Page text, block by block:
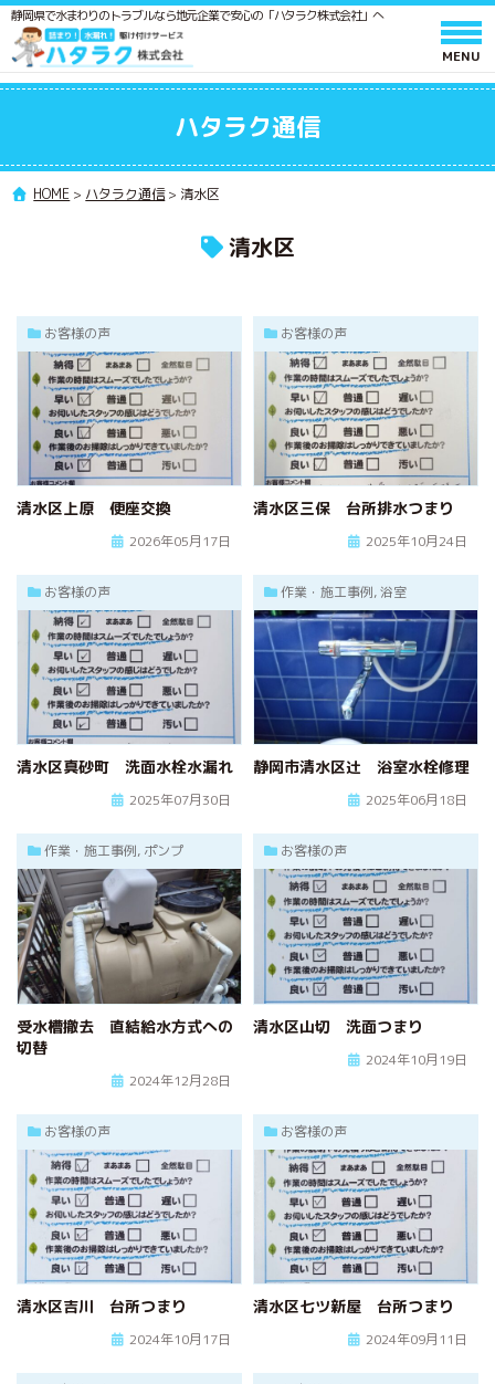
静岡県で水まわりのトラブルなら地元企業で安心の「ハタラク株式会社」へ
ホーム
サービスと料金
作業の流れ
採用情報
水廻りメンテンス 施工スタッフ募集
ポスティングスタッフ募集
協力業者募集
ハタラク通信
ハタラクブログ
給湯器
作業・施工事例
お客様の声
簡単見積り
お問合わせ
ハタラク通信
HOME > ハタラク通信> 清水区
清水区
お客様の声
清水区上原 便座交換
2026年05月17日
お客様の声
清水区三保 台所排水つまり
2025年10月24日
お客様の声
清水区真砂町 洗面水栓水漏れ
2025年07月30日
作業・施工事例, 浴室
静岡市清水区辻 浴室水栓修理
2025年06月18日
作業・施工事例, ポンプ
受水槽撤去 直結給水方式への
切替
2024年12月28日
お客様の声
清水区山切 洗面つまり
2024年10月19日
お客様の声
清水区吉川 台所つまり
2024年10月17日
お客様の声
清水区七ツ新屋 台所つまり
2024年09月11日